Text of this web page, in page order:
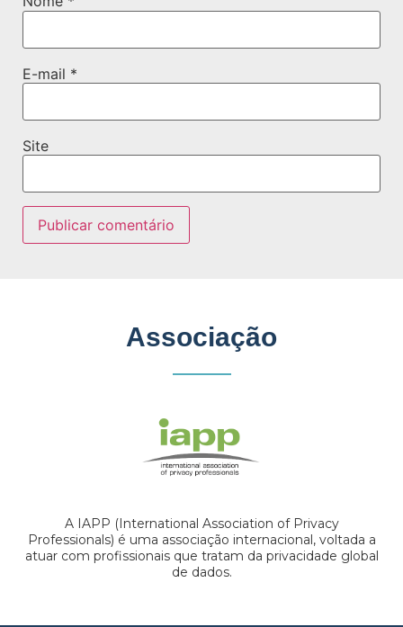
E-mail *
Site
Associação
A IAPP (International Association of Privacy
Professionals) é uma associação internacional, voltada a
atuar com profissionais que tratam da privacidade global
de dados.